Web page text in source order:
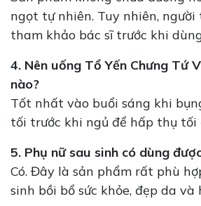
ngọt tự nhiên. Tuy nhiên, người
tham khảo bác sĩ trước khi
4. Nên uống Tổ Yến Chưng Tứ
nào?
Tốt nhất vào buổi sáng khi
tối trước khi ngủ để hấp thụ tối
5. Phụ nữ sau sinh có dùng
Có. Đây là sản phẩm rất phù
sinh bồi bổ sức khỏe, đẹp da và